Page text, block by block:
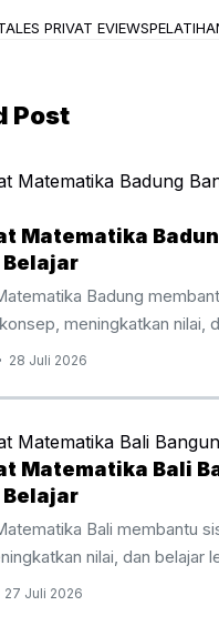
a
LES PRIVAT EVIEWS
Post
Matematika
Badung
meningkatkan nilai,
tutor
menjadi mata pelajaran
konsep secara bertahap
dengan baik. Oleh
membantu siswa
pembelajaran yang lebih
sesuai kemampuan
pembelajaran di kelas
banyak siswa, les ...
28 Juli 2026
Matematika Bali
Bali membantu
nilai, dan belajar
berpengalaman. Les
27 Juli 2026